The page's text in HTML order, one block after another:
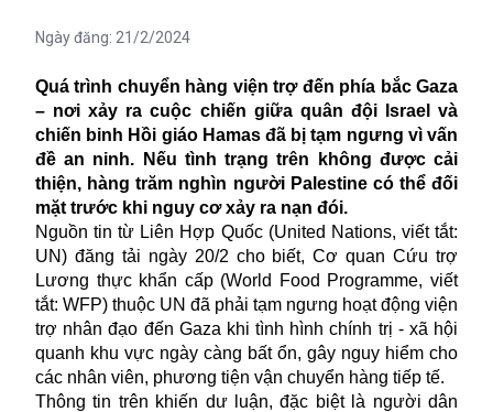
Ngày đăng: 21/2/2024
Quá trình chuyển hàng viện trợ đến phía bắc Gaza
– nơi xảy ra cuộc chiến giữa quân đội Israel và
chiến binh Hồi giáo Hamas đã bị tạm ngưng vì vấn
đề an ninh. Nếu tình trạng trên không được cải
thiện, hàng trăm nghìn người Palestine có thể đối
mặt trước khi nguy cơ xảy ra nạn đói.
Nguồn tin từ Liên Hợp Quốc(United Nations, viết tắt:
UN) đăng tải ngày 20/2 cho biết, Cơ quan Cứu trợ
Lương thực khẩn cấp (World Food Programme, viết
tắt: WFP) thuộc UN đã phải tạm ngưng hoạt động viện
trợ nhân đạo đến Gaza khi tình hình chính trị - xã hội
quanh khu vực ngày càng bất ổn, gây nguy hiểm cho
các nhân viên, phương tiện vận chuyển hàng tiếp tế.
Thông tin trên khiến dư luận, đặc biệt là người dân